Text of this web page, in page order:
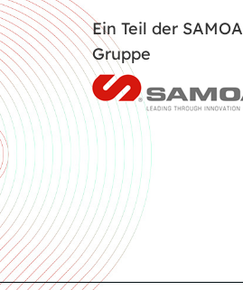
Ein Teil der SAMOA
Gruppe